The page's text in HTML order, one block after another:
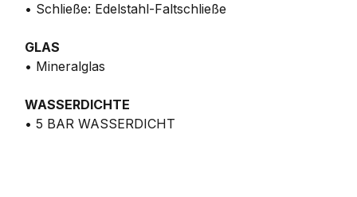
• Schließe: Edelstahl-Faltschließe
GLAS
• Mineralglas
WASSERDICHTE
• 5 BAR WASSERDICHT